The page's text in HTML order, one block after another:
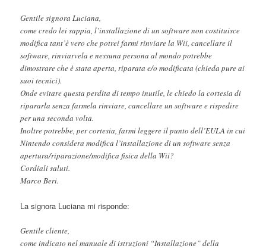
Gentile signora Luciana,
come credo lei sappia, l’installazione di un software non costituisce
modifica tant’è vero che potrei farmi rinviare la Wii, cancellare il
software, rinviarvela e nessuna persona al mondo potrebbe
dimostrare che è stata aperta, riparata e/o modificata (chieda pure ai
suoi tecnici).
Onde evitare questa perdita di tempo inutile, le chiedo la cortesia di
ripararla senza farmela rinviare, cancellare un software e rispedire
per una seconda volta.
Inoltre potrebbe, per cortesia, farmi leggere il punto dell’EULA in cui
Nintendo considera modifica l’installazione di un software senza
apertura/riparazione/modifica fisica della Wii?
Cordiali saluti.
Marco Beri.
La signora Luciana mi risponde:
Gentile cliente,
come indicato nel manuale di istruzioni “Installazione” della